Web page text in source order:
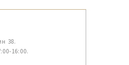
38.
16:00.